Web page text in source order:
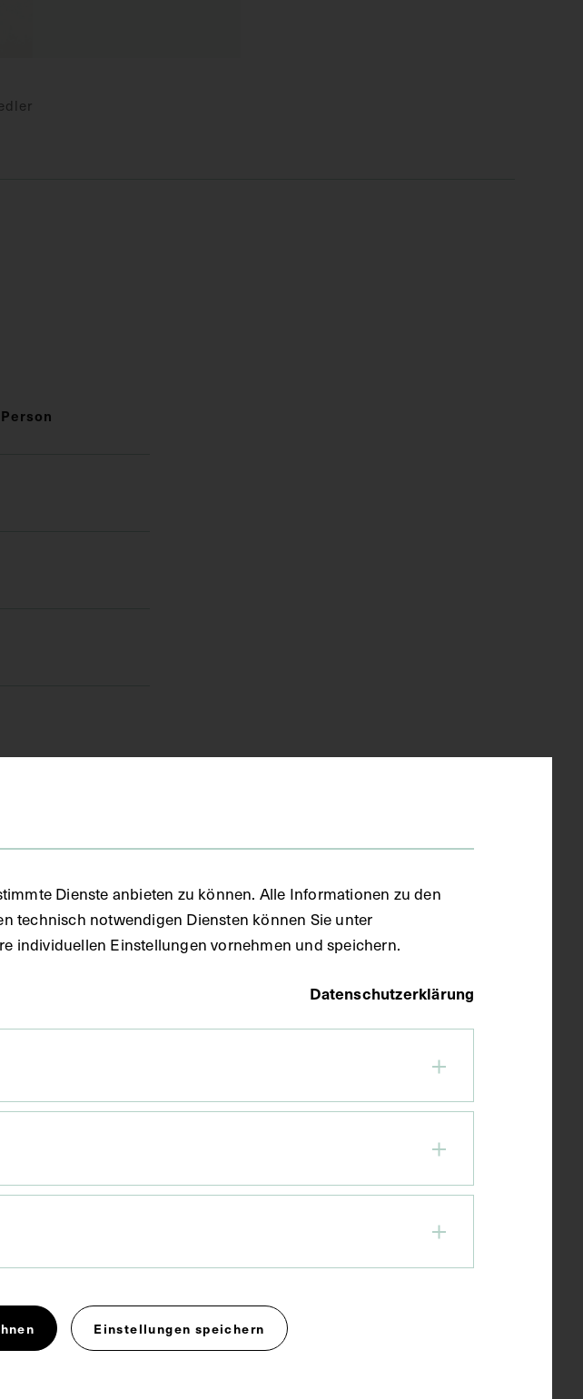
Dienste anbieten zu können. Alle Informationen zu den
technisch notwendigen Diensten können Sie unter
individuellen Einstellungen vornehmen und speichern.
Datenschutzerklärung
Einstellungen speichern